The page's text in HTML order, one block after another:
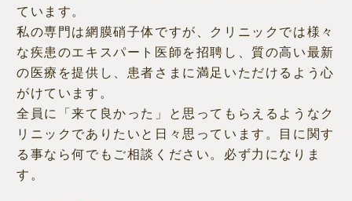
ています。
私の専門は網膜硝子体ですが、クリニックでは様々
な疾患のエキスパート医師を招聘し、質の高い最新
の医療を提供し、患者さまに満足いただけるよう心
がけています。
全員に「来て良かった」と思ってもらえるようなク
リニックでありたいと日々思っています。目に関す
る事なら何でもご相談ください。必ず力になりま
す。